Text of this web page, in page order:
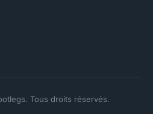
Tous droits réservés.